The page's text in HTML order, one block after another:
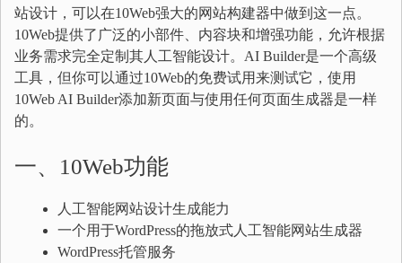
站设计，可以在10Web强大的网站构建器中做到这一点。
10Web提供了广泛的小部件、内容块和增强功能，允许根据
业务需求完全定制其人工智能设计。AI Builder是一个高级
工具，但你可以通过10Web的免费试用来测试它，使用
10Web AI Builder添加新页面与使用任何页面生成器是一样
的。
一、10Web功能
人工智能网站设计生成能力
一个用于WordPress的拖放式人工智能网站生成器
WordPress托管服务